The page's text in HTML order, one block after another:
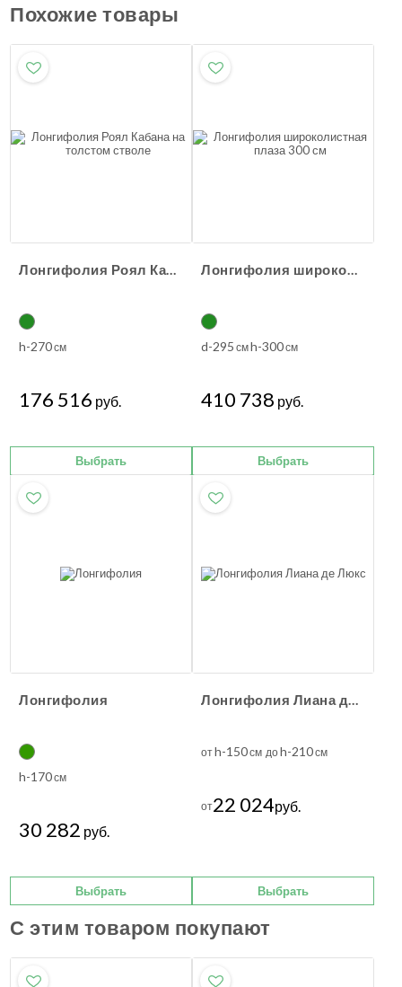
Похожие товары
Лонгифолия Роял Кабана на толстом стволе
h-270см
176 516 руб.
Выбрать
Лонгифолия широколистная плаза 300 см
d-295 смh-300см
410 738 руб.
Выбрать
Лонгифолия
h-170см
30 282 руб.
Выбрать
Лонгифолия Лиана де Люкс
отh-150см доh-210см
от22 024руб.
Выбрать
С этим товаром покупают